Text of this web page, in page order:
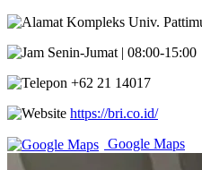
Kompleks Univ.
Senin-Jumat | 08:00-15:00
+62 21 14017
https://bri.co.id/
Google Maps